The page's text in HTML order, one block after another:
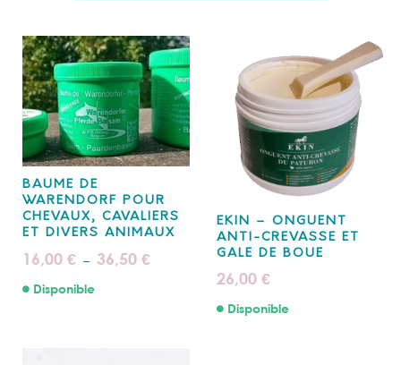
BAUME DE
WARENDORF POUR
CHEVAUX, CAVALIERS
ET DIVERS ANIMAUX
16,00 € – 36,50 €Plage
de
Disponible
EKIN – ONGUENT
ANTI-CREVASSE ET
GALE DE BOUE
26,00 €
Disponible